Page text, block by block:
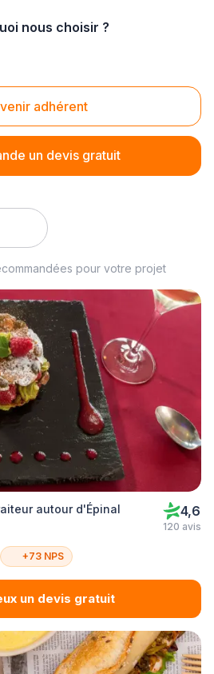
nous choisir ?
adhérent
un devis gratuit
? Trouvez votre cuisinier à
pour votre projet
autour d'Épinal 4,6
120 avis
+73 NPS
un devis gratuit